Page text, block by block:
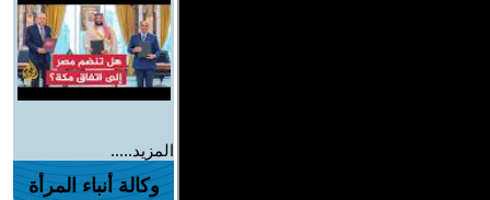
المزيد.....
وكالة أنباء المرأة